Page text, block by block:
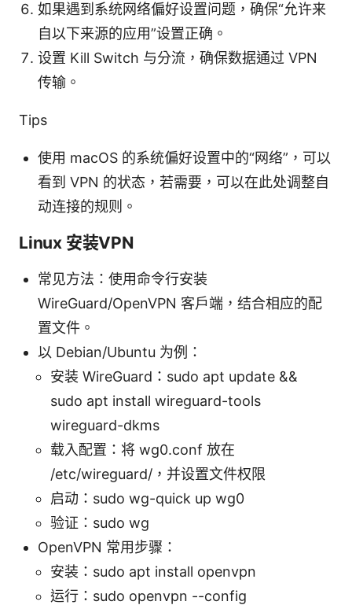
如果遇到系统网络偏好设置问题，确保“允许来
自以下来源的应用”设置正确。
设置 Kill Switch 与分流，确保数据通过 VPN
传输。
Tips
使用 macOS 的系统偏好设置中的“网络”，可以
看到 VPN 的状态，若需要，可以在此处调整自
动连接的规则。
Linux 安装VPN
常见方法：使用命令行安装
WireGuard/OpenVPN 客户端，结合相应的配
置文件。
以 Debian/Ubuntu 为例：
安装 WireGuard：sudo apt update &&
sudo apt install wireguard-tools
wireguard-dkms
载入配置：将 wg0.conf 放在
/etc/wireguard/，并设置文件权限
启动：sudo wg-quick up wg0
验证：sudo wg
OpenVPN 常用步骤：
安装：sudo apt install openvpn
运行：sudo openvpn --config